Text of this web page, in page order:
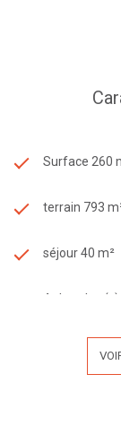
Surface 260
terrain 793
séjour 40 m²
4 chambre(s)